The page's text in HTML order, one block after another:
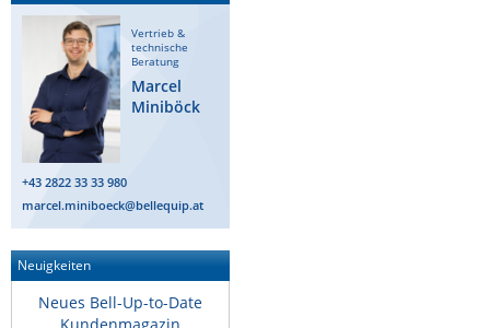
Vertrieb &
technische
Beratung
Marcel
Miniböck
+43 2822 33 33 980
marcel.miniboeck@bellequip.at
Neuigkeiten
Neues Bell-Up-to-Date